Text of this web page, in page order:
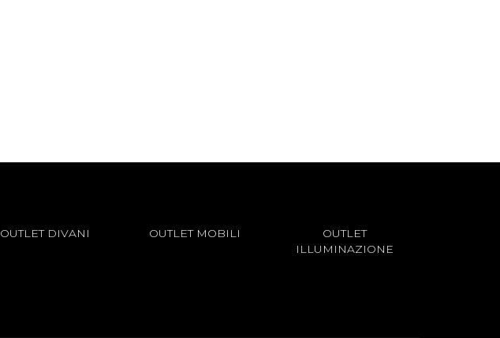
OUTLET DIVANI OUTLET MOBILI
OUTLET
ILLUMINAZIONE